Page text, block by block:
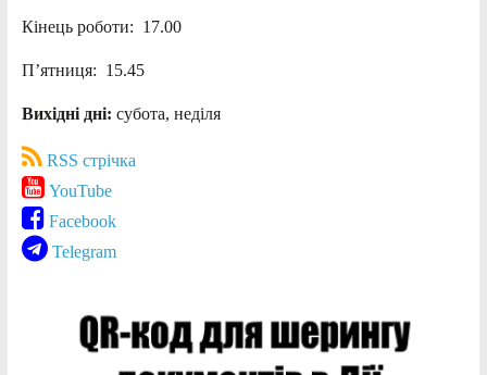
Кінець роботи: 17.00
П’ятниця: 15.45
Вихідні дні: субота, неділя
RSS стрічка
YouTube
Facebook
Telegram